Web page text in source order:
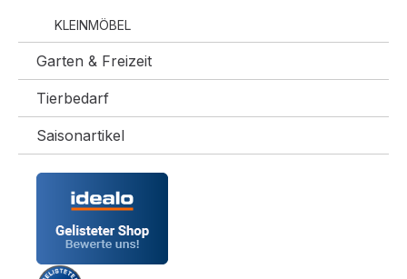
KLEINMÖBEL
Garten & Freizeit
Tierbedarf
Saisonartikel